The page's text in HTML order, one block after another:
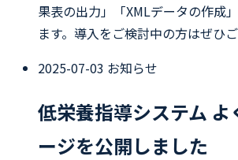
果表の出力」「XMLデータの作成
ます。導入をご検討中の方はぜひ
2025-07-03 お知らせ
低栄養指導システム よ
ージを公開しました